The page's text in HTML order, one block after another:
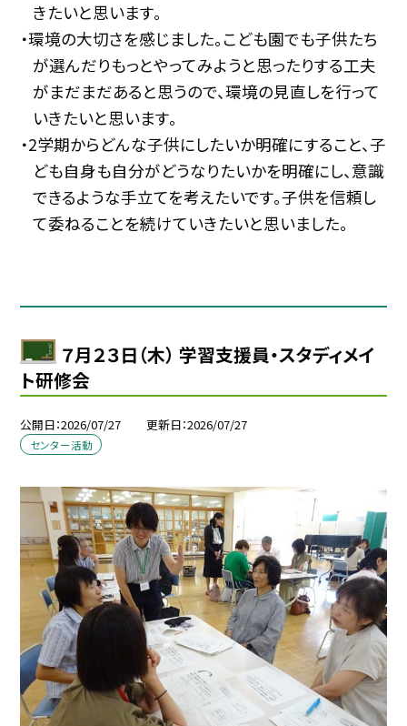
きたいと思います。
・環境の大切さを感じました。こども園でも子供たち
が選んだりもっとやってみようと思ったりする工夫
がまだまだあると思うので、環境の見直しを行って
いきたいと思います。
・2学期からどんな子供にしたいか明確にすること、子
ども自身も自分がどうなりたいかを明確にし、意識
できるような手立てを考えたいです。子供を信頼し
て委ねることを続けていきたいと思いました。
７月２３日（木） 学習支援員・スタディメイ
ト研修会
公開日 2026/07/27 更新日 2026/07/27
センター活動